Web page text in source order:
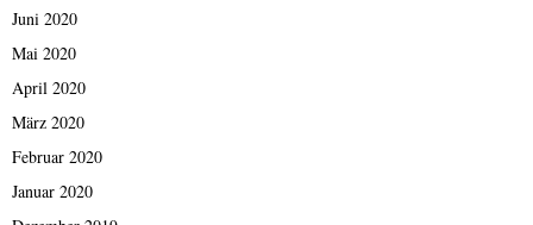
Juni 2020
Mai 2020
April 2020
März 2020
Februar 2020
Januar 2020